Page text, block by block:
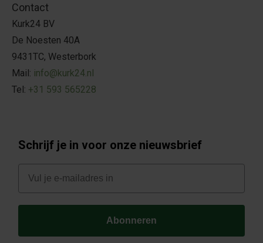
Contact
Kurk24 BV
De Noesten 40A
9431TC, Westerbork
Mail: info@kurk24.nl
Tel: +31 593 565228
Schrijf je in voor onze nieuwsbrief
E-mail
Abonneren